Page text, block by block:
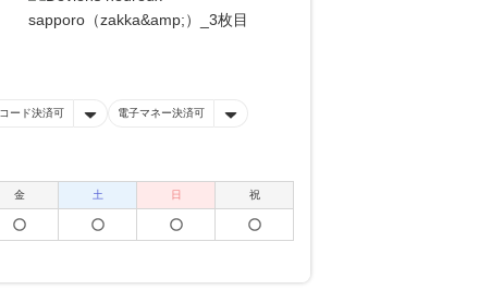
ード決済可 電子マネー決済可
金 土 日 祝